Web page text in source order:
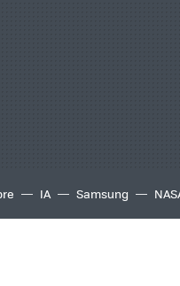
IA Samsung